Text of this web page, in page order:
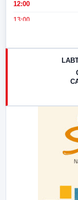
12:00
13:00
17:00